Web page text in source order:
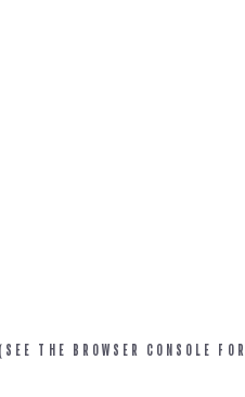
THE BROWSER CONSOLE